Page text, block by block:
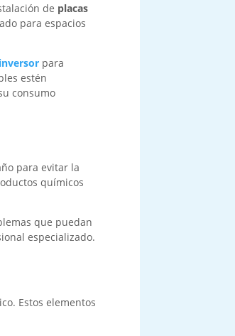
de placas
para espacios
para
estén
consumo
para evitar la
químicos
que puedan
especializado.
Estos elementos